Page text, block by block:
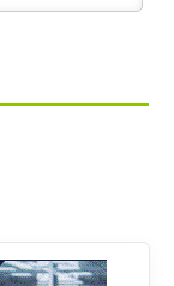
uopšte